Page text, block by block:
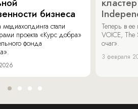
бизнеса
стали
проекта «Курс добра»
фонда
Теперь в
VOICE,
очаг».
3 февраля